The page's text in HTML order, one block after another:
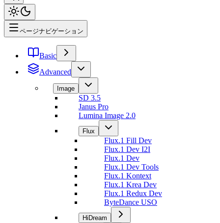
ページナビゲーション
Basic
Advanced
Image
SD 3.5
Janus Pro
Lumina Image 2.0
Flux
Flux.1 Fill Dev
Flux.1 Dev I2I
Flux.1 Dev
Flux.1 Dev Tools
Flux.1 Kontext
Flux.1 Krea Dev
Flux.1 Redux Dev
ByteDance USO
HiDream